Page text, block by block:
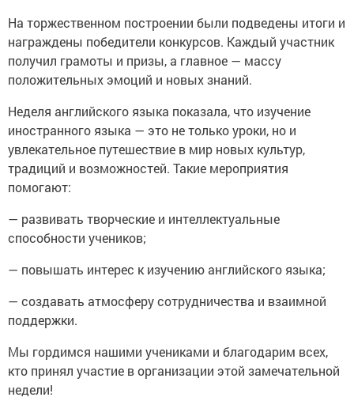
На торжественном построении были подведены итоги и
награждены победители конкурсов. Каждый участник
получил грамоты и призы, а главное — массу
положительных эмоций и новых знаний.
Неделя английского языка показала, что изучение
иностранного языка — это не только уроки, но и
увлекательное путешествие в мир новых культур,
традиций и возможностей. Такие мероприятия
помогают:
— развивать творческие и интеллектуальные
способности учеников;
— повышать интерес к изучению английского языка;
— создавать атмосферу сотрудничества и взаимной
поддержки.
Мы гордимся нашими учениками и благодарим всех,
кто принял участие в организации этой замечательной
недели!